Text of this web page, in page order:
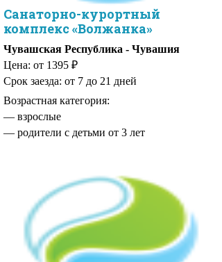
Санаторно-курортный
комплекс «Волжанка»
Чувашская Республика - Чувашия
Цена: от 1395 ₽
Срок заезда: от 7 до 21 дней
Возрастная категория:
— родители с детьми от 3 лет